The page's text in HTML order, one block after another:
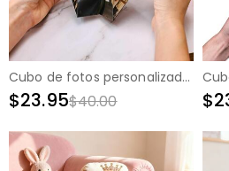
Cubo de fotos personalizados de divertido regalo de Navidad para la familia
$23.95$40.00